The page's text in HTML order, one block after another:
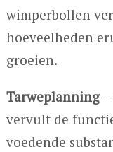
wimperbollen
hoeveelheden
groeien.
Tarweplanning–
vervult de
voedende